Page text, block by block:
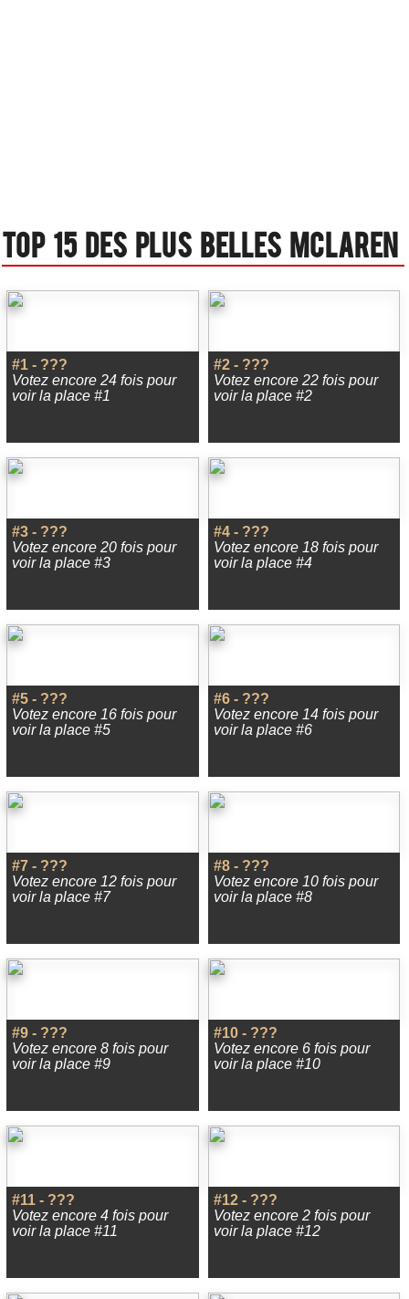
Top 15 des plus belles Mclaren
#1 - ???
Votez encore 24 fois pour
voir la place #1
#2 - ???
Votez encore 22 fois pour
voir la place #2
#3 - ???
Votez encore 20 fois pour
voir la place #3
#4 - ???
Votez encore 18 fois pour
voir la place #4
#5 - ???
Votez encore 16 fois pour
voir la place #5
#6 - ???
Votez encore 14 fois pour
voir la place #6
#7 - ???
Votez encore 12 fois pour
voir la place #7
#8 - ???
Votez encore 10 fois pour
voir la place #8
#9 - ???
Votez encore 8 fois pour
voir la place #9
#10 - ???
Votez encore 6 fois pour
voir la place #10
#11 - ???
Votez encore 4 fois pour
voir la place #11
#12 - ???
Votez encore 2 fois pour
voir la place #12